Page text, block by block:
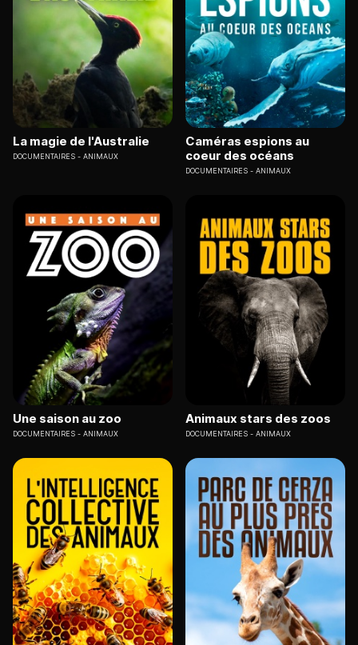
La magie de l'Australie
DOCUMENTAIRES ANIMAUX
Caméras espions au
coeur des océans
DOCUMENTAIRES ANIMAUX
Une saison au zoo
DOCUMENTAIRES ANIMAUX
Animaux stars des zoos
DOCUMENTAIRES ANIMAUX